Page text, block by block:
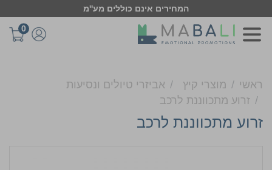
המחירים אינם כוללים מע''מ
0
ראשי מוצרי קיץ
אביזרי טיולים ונסיעות
זרוע מתכווננת לרכב
זרוע מתכווננת לרכב